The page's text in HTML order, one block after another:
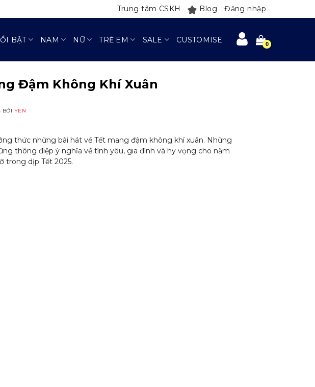
Trung tâm CSKH Blog Đăng nhập
BẬT NAM NỮ TRẺ EM SALE CUSTOMISE
Đậm Không Khí Xuân
BỞI YEN
thức những bài hát về Tết mang đậm không khí xuân. Những
thông điệp ý nghĩa về tình yêu, gia đình và hy vọng cho năm
trong dịp Tết 2025.